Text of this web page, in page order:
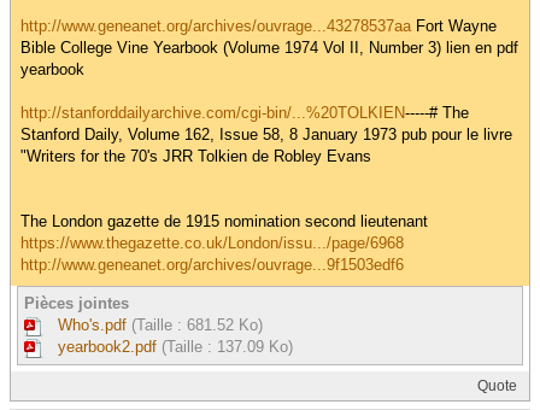
http://www.geneanet.org/archives/ouvrage...43278537aaFort Wayne
Bible College Vine Yearbook (Volume 1974 Vol II, Number 3) lien en pdf
yearbook
http://stanforddailyarchive.com/cgi-bin/...%20TOLKIEN-----# The
Stanford Daily, Volume 162, Issue 58, 8 January 1973 pub pour le livre
"Writers for the 70's JRR Tolkien de Robley Evans
The London gazette de 1915 nomination second lieutenant
https://www.thegazette.co.uk/London/issu.../page/6968
http://www.geneanet.org/archives/ouvrage...9f1503edf6
Pièces jointes
Who's.pdf (Taille : 681.52 Ko)
yearbook2.pdf (Taille : 137.09 Ko)
Quote